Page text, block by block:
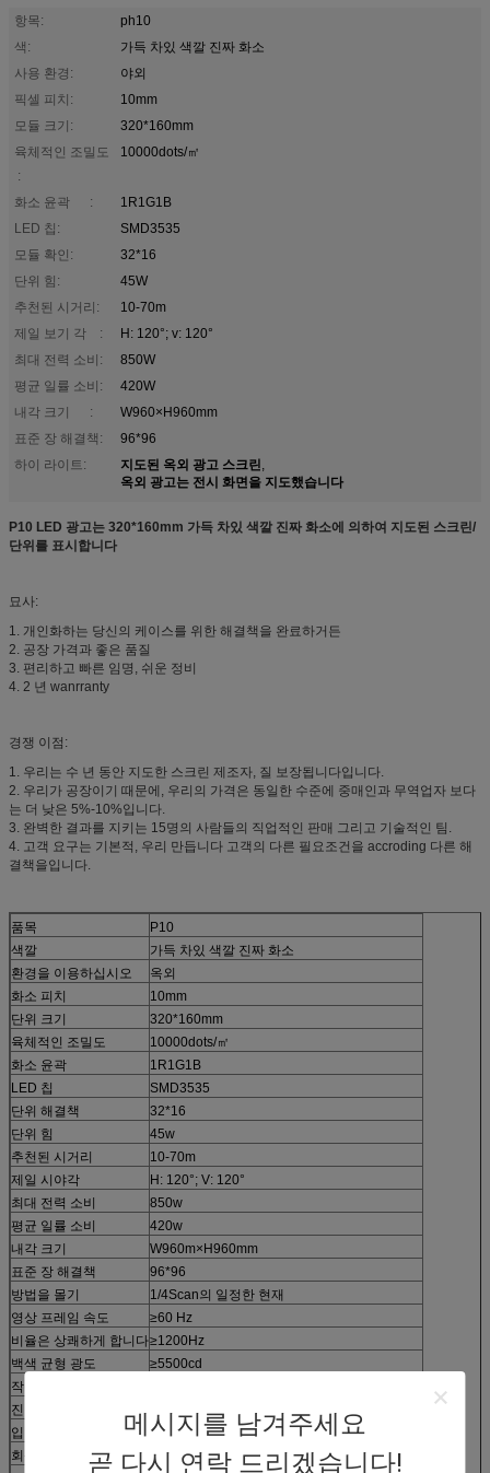
메시지를 남겨주세요
곧 다시 연락 드리겠습니다!
항목:
ph10
색:
가득 차있 색깔 진짜 화소
사용 환경:
야외
픽셀 피치:
10mm
모듈 크기:
320*160mm
육체적인 조밀도
:
10000dots/㎡
화소 윤곽 :
1R1G1B
LED 칩:
SMD3535
모듈 확인:
32*16
단위 힘:
45W
추천된 시거리:
10-70m
제일 보기 각 :
H: 120°; v: 120°
최대 전력 소비:
850W
평균 일률 소비:
420W
내각 크기 :
W960×H960mm
표준 장 해결책:
96*96
하이 라이트:
지도된 옥외 광고 스크린,
옥외 광고는 전시 화면을 지도했습니다
P10 LED 광고는 320*160mm 가득 차있 색깔 진짜 화소에 의하여 지도된 스크린/
단위를 표시합니다
묘사:
1. 개인화하는 당신의 케이스를 위한 해결책을 완료하거든
2. 공장 가격과 좋은 품질
3. 편리하고 빠른 임명, 쉬운 정비
4. 2 년 wanrranty
경쟁 이점:
1. 우리는 수 년 동안 지도한 스크린 제조자, 질 보장됩니다입니다.
2. 우리가 공장이기 때문에, 우리의 가격은 동일한 수준에 중매인과 무역업자 보다
는 더 낮은 5%-10%입니다.
3. 완벽한 결과를 지키는 15명의 사람들의 직업적인 판매 그리고 기술적인 팀.
4. 고객 요구는 기본적, 우리 만듭니다 고객의 다른 필요조건을 accroding 다른 해
결책을입니다.
품목
P10
색깔
가득 차있 색깔 진짜 화소
환경을 이용하십시오
옥외
화소 피치
10mm
단위 크기
320*160mm
육체적인 조밀도
10000dots/㎡
화소 윤곽
1R1G1B
LED 칩
SMD3535
단위 해결책
32*16
단위 힘
45w
추천된 시거리
10-70m
제일 시야각
H: 120°; V: 120°
최대 전력 소비
850w
평균 일률 소비
420w
내각 크기
W960m×H960mm
표준 장 해결책
96*96
방법을 몰기
1/4Scan의 일정한 현재
영상 프레임 속도
≥60 Hz
비율은 상쾌하게 합니다≥1200Hz
백색 균형 광도
≥5500cd
작용 온도/습도
진입 보호
정면: IP 67; 뒤: IP65
입력 전압
110-220V AC±10%
회색 가늠자 /Color
전시는 ≥16.7N를 착색합니다 (동기화하십시오)